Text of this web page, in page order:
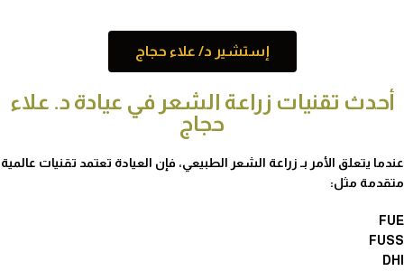
إستشير د/ علاء حجاج
أحدث تقنيات زراعة الشعر في عيادة د. علاء
حجاج
عندما يتعلق الأمر بـ زراعة الشعر الطبيعي، فإن العيادة تعتمد تقنيات عالمية
متقدمة مثل:
FUE
FUSS
DHI